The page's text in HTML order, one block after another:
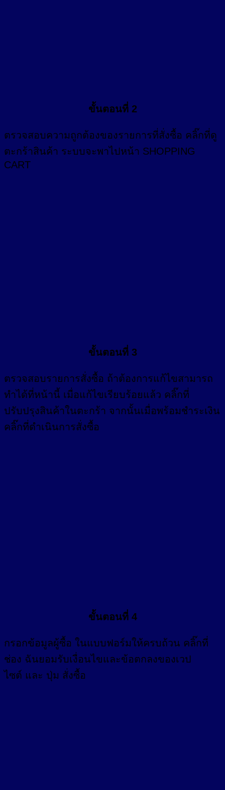
ขั้นตอนที่ 2
ตรวจสอบความถูกต้องของรายการที่สั่งซื้อ คลิ๊กที่ดู
ตะกร้าสินค้า ระบบจะพาไปหน้า SHOPPING
CART
ขั้นตอนที่ 3
ตรวจสอบรายการสั่งซื้อ ถ้าต้องการแก้ไขสามารถ
ทำได้ที่หน้านี้ เมื่อแก้ไขเรียบร้อยแล้ว คลิ๊กที่
ปรับปรุงสินค้าในตะกร้า จากนั้นเมื่อพร้อมชำระเงิน
คลิ๊กที่ดำเนินการสั่งซื้อ
ขั้นตอนที่ 4
กรอกข้อมูลผู้ซื้อ ในแบบฟอร์มให้ครบถ้วน คลิ๊กที่
ช่อง ฉันยอมรับเงื่อนไขและข้อตกลงของเวป
ไซต์ และ ปุ่ม สั่งซื้อ